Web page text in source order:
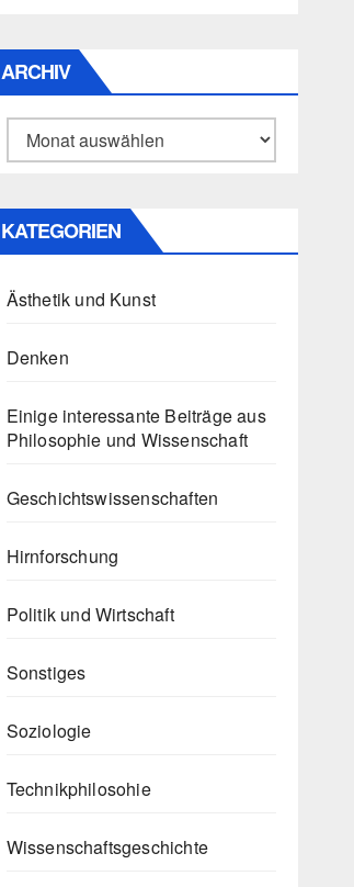
ARCHIV
Archiv
KATEGORIEN
Ästhetik und Kunst
Denken
Einige interessante Beiträge aus
Philosophie und Wissenschaft
Geschichtswissenschaften
Hirnforschung
Politik und Wirtschaft
Sonstiges
Soziologie
Technikphilosohie
Wissenschaftsgeschichte